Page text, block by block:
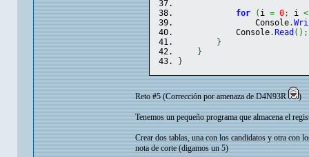
for
( i = 0; i <
Console.
Console. Read ( ) ;
}
}
}
Reto #5 (Corrección por amenaza de D4N93R )
Tenemos un pequeño programa que almacena el
Crear dos tablas, una con los candidatos y otra con
nota de corte (digamos un 5)